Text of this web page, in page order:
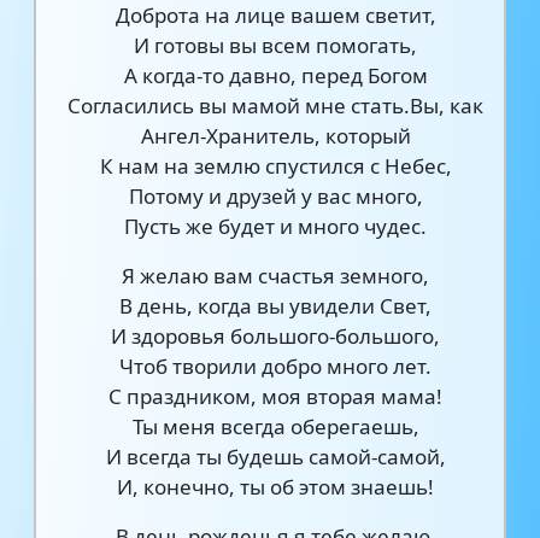
Доброта на лице вашем светит,
И готовы вы всем помогать,
А когда-то давно, перед Богом
Согласились вы мамой мне стать.Вы, как
Ангел-Хранитель, который
К нам на землю спустился с Небес,
Потому и друзей у вас много,
Пусть же будет и много чудес.
Я желаю вам счастья земного,
В день, когда вы увидели Свет,
И здоровья большого-большого,
Чтоб творили добро много лет.
С праздником, моя вторая мама!
Ты меня всегда оберегаешь,
И всегда ты будешь самой-самой,
И, конечно, ты об этом знаешь!